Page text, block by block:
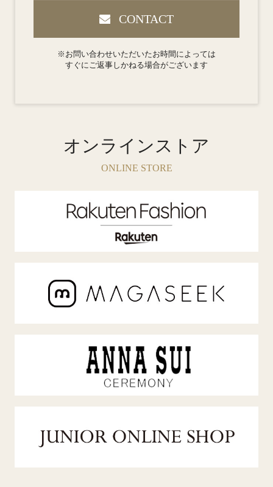
CONTACT
※お問い合わせいただいたお時間によっては
すぐにご返事しかねる場合がございます
オンラインストア
ONLINE STORE